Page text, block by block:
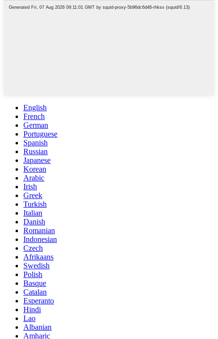
English
French
German
Portuguese
Spanish
Russian
Japanese
Korean
Arabic
Irish
Greek
Turkish
Italian
Danish
Romanian
Indonesian
Czech
Afrikaans
Swedish
Polish
Basque
Catalan
Esperanto
Hindi
Lao
Albanian
Amharic